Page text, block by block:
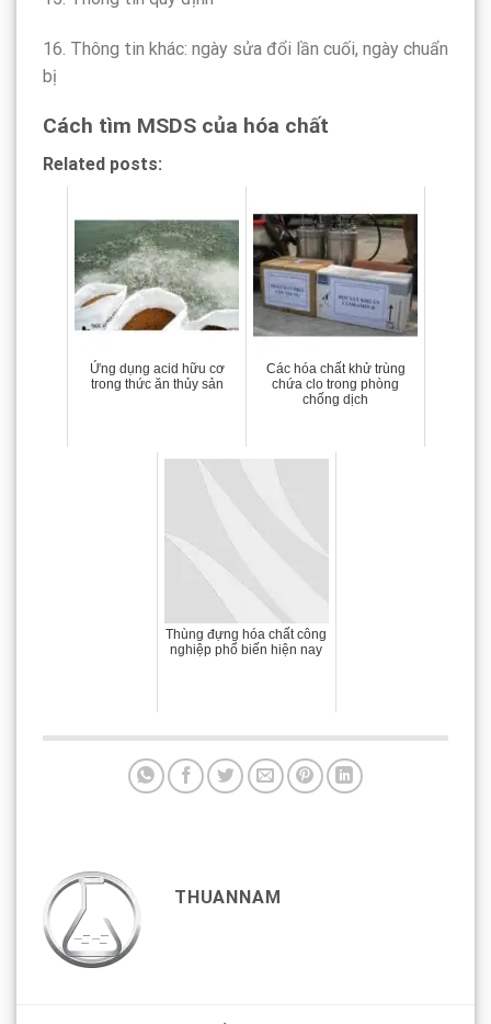
16. Thông tin khác: ngày sửa đổi lần cuối, ngày chuẩn
bị
Cách tìm MSDS của hóa chất
Related posts:
Ứng dụng acid hữu cơ
trong thức ăn thủy sản
Các hóa chất khử trùng
chứa clo trong phòng
chống dịch
Thùng đựng hóa chất công
nghiệp phổ biến hiện nay
THUANNAM